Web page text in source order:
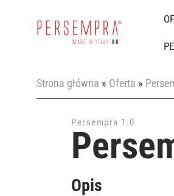
Strona główna » Oferta »
Persempra 1.0
Opis